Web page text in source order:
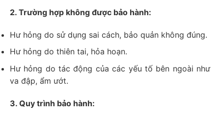
2. Trường hợp không được bảo hành:
Hư hỏng do sử dụng sai cách, bảo quản không đúng.
Hư hỏng do thiên tai, hỏa hoạn.
Hư hỏng do tác động của các yếu tố bên ngoài như
va đập, ẩm ướt.
3. Quy trình bảo hành: